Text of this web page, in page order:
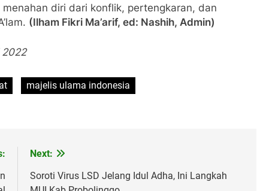
diri dari konflik, pertengkaran, dan
(Ilham Fikri Ma’arif, ed: Nashih, Admin)
majelis ulama indonesia
Next:
Soroti Virus LSD Jelang Idul Adha, Ini Langkah